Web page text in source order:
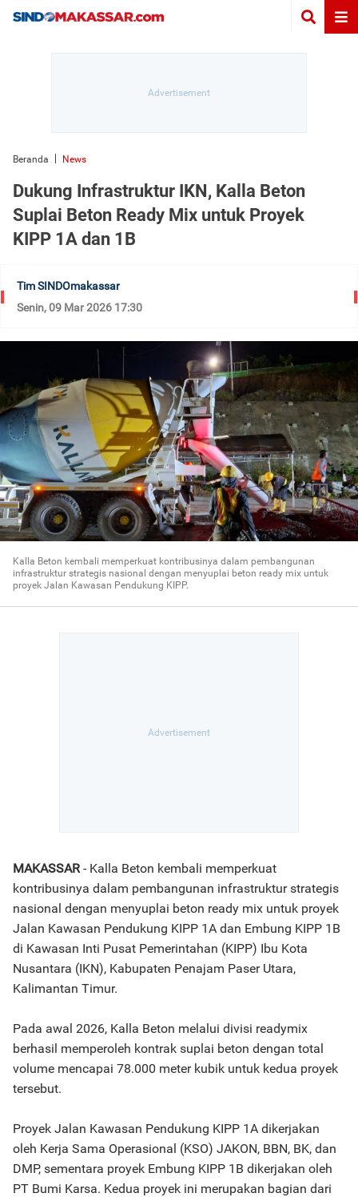
Beranda News
Dukung Infrastruktur IKN, Kalla Beton
Suplai Beton Ready Mix untuk Proyek
KIPP 1A dan 1B
Tim SINDOmakassar
Senin, 09 Mar 2026 17:30
Kalla Beton kembali memperkuat kontribusinya dalam pembangunan
infrastruktur strategis nasional dengan menyuplai beton ready mix untuk
proyek Jalan Kawasan Pendukung KIPP.
MAKASSAR- Kalla Beton kembali memperkuat
kontribusinya dalam pembangunan infrastruktur strategis
nasional dengan menyuplai beton ready mix untuk proyek
Jalan Kawasan Pendukung KIPP 1A dan Embung KIPP 1B
di Kawasan Inti Pusat Pemerintahan (KIPP) Ibu Kota
Nusantara (IKN), Kabupaten Penajam Paser Utara,
Kalimantan Timur.
Pada awal 2026, Kalla Beton melalui divisi readymix
berhasil memperoleh kontrak suplai beton dengan total
volume mencapai 78.000 meter kubik untuk kedua proyek
tersebut.
Proyek Jalan Kawasan Pendukung KIPP 1A dikerjakan
oleh Kerja Sama Operasional (KSO) JAKON, BBN, BK, dan
DMP, sementara proyek Embung KIPP 1B dikerjakan oleh
PT Bumi Karsa. Kedua proyek ini merupakan bagian dari